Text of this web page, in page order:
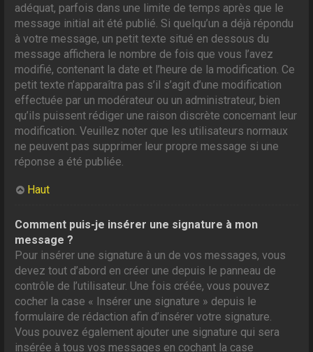
adéquat, parfois dans une limite de temps après que le
message initial ait été publié. Si quelqu’un a déjà répondu
à votre message, un petit texte situé en dessous du
message affichera le nombre de fois que vous l’avez
modifié, contenant la date et l’heure de la modification. Ce
petit texte n’apparaîtra pas s’il s’agit d’une modification
effectuée par un modérateur ou un administrateur, bien
qu’ils puissent rédiger une raison discrète concernant leur
modification. Veuillez noter que les utilisateurs normaux
ne peuvent pas supprimer leur propre message si une
réponse a été publiée.
Haut
Comment puis-je insérer une signature à mon
message ?
Pour insérer une signature à un de vos messages, vous
devez tout d’abord en créer une depuis le panneau de
contrôle de l’utilisateur. Une fois créée, vous pouvez
cocher la case « Insérer une signature » depuis le
formulaire de rédaction afin d’insérer votre signature.
Vous pouvez également ajouter une signature qui sera
insérée à tous vos messages en cochant la case